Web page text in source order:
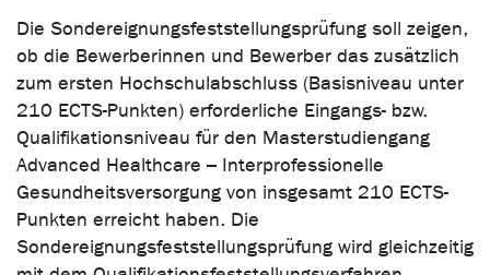
Die Sondereignungsfeststellungsprüfung soll zeigen,
ob die Bewerberinnen und Bewerber das zusätzlich
zum ersten Hochschulabschluss (Basisniveau unter
210 ECTS-Punkten) erforderliche Eingangs- bzw.
Qualifikationsniveau für den Masterstudiengang
Advanced Healthcare – Interprofessionelle
Gesundheitsversorgung von insgesamt 210 ECTS-
Punkten erreicht haben. Die
Sondereignungsfeststellungsprüfung wird gleichzeitig